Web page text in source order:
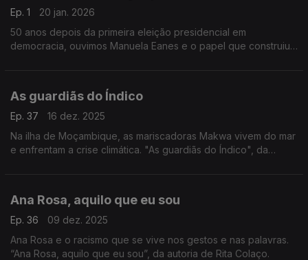
Ep. 1
20 jan. 2026
50 anos depois da primeira eleição presidencial em
democracia, ouvimos Manuela Eanes e o papel que construiu,
As guardiãs do Índico
Ep. 37
16 dez. 2025
Na ilha de Moçambique, as mariscadoras Makwa vivem do mar
e enfrentam a crise climática. "As guardiãs do Índico", da
Ana Rosa, aquilo que eu sou
Ep. 36
09 dez. 2025
Ana Rosa e o racismo que se vive nos gestos e nas palavras.
“Ana Rosa, aquilo que eu sou”, da autoria de Rita Colaço.